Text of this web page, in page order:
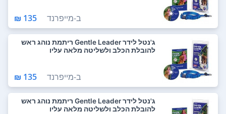
ב-מייפרנד 135 ₪
ג'נטל לידר Gentle Leader ריתמת נוהג ראש
להובלת הכלב ולשליטה מלאה עליו
ב-מייפרנד 135 ₪
ג'נטל לידר Gentle Leader ריתמת נוהג ראש
להובלת הכלב ולשליטה מלאה עליו